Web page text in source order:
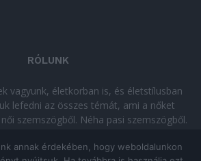
RÓLUNK
vagyunk, életkorban is, és életstílusban
lefedni az összes témát, ami a nőket
szemszögből. Néha pasi szemszögből.
vágysz!
annak érdekében, hogy weboldalunkon